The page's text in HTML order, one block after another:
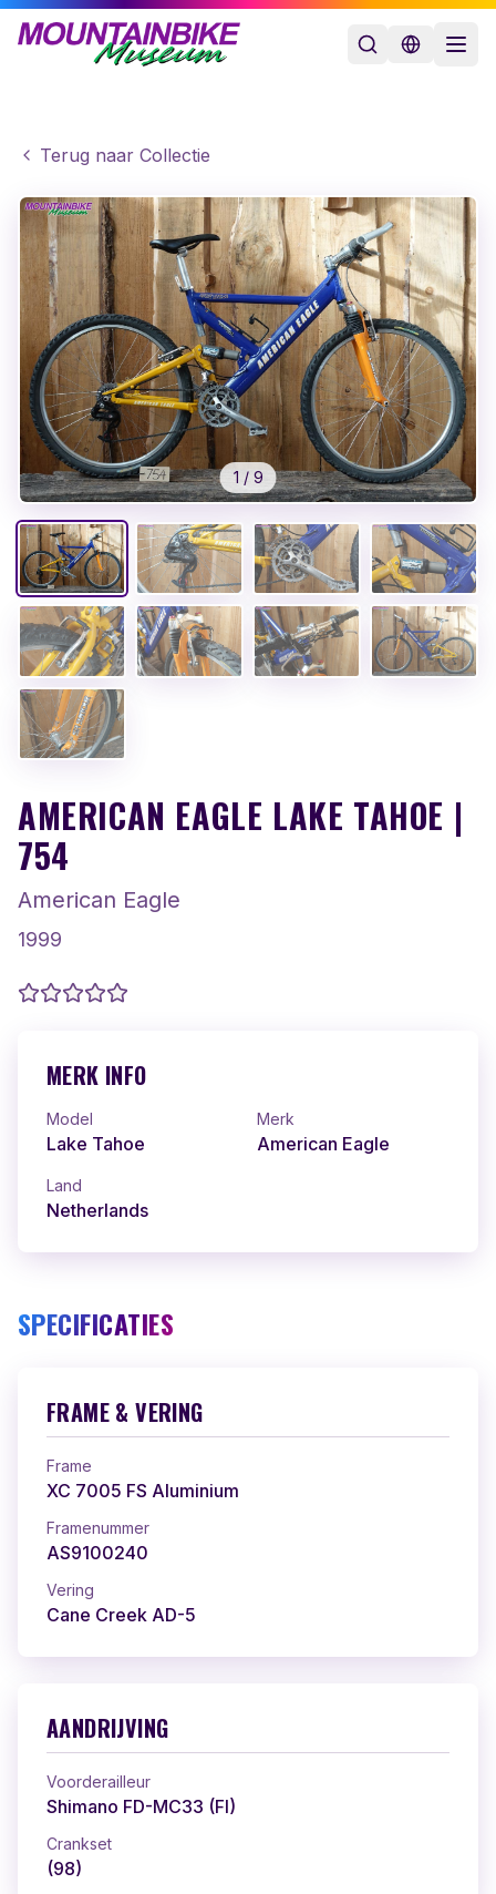
Terug naar Collectie
1 / 9
AMERICAN EAGLE LAKE TAHOE |
754
American Eagle
1999
MERK INFO
Model
Lake Tahoe
Merk
American Eagle
Land
Netherlands
SPECIFICATIES
FRAME & VERING
Frame
XC 7005 FS Aluminium
Framenummer
AS9100240
Vering
Cane Creek AD-5
AANDRIJVING
Voorderailleur
Shimano FD-MC33 (FI)
Crankset
(98)